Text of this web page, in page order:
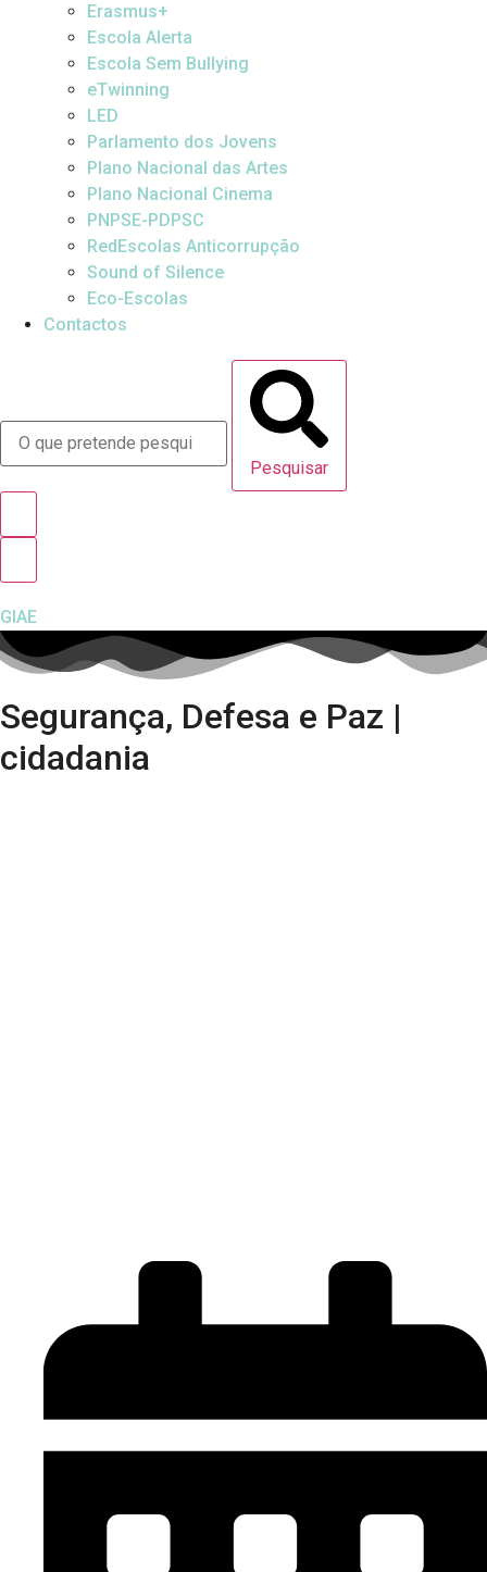
Erasmus+
Escola Alerta
Escola Sem Bullying
eTwinning
LED
Parlamento dos Jovens
Plano Nacional das Artes
Plano Nacional Cinema
PNPSE-PDPSC
RedEscolas Anticorrupção
Sound of Silence
Eco-Escolas
Contactos
Pesquisar
GIAE
Segurança, Defesa e Paz |
cidadania